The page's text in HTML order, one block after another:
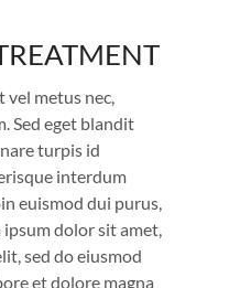
vel metus nec,
Sed eget blandit
turpis id
interdum
euismod dui purus,
ipsum dolor sit amet,
sed do eiusmod
et dolore magna